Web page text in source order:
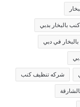
بالبخار بدبي
في دبي
شركه تنظيف كنب